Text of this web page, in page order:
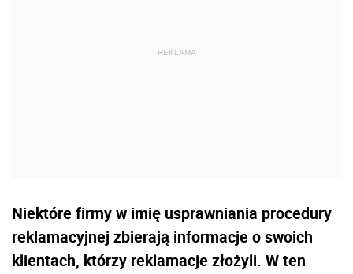
Niektóre firmy w imię usprawniania procedury
reklamacyjnej zbierają informacje o swoich
klientach, którzy reklamacje złożyli. W ten